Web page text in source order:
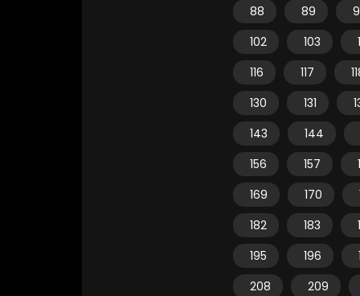
88
89
102
103
116
117
130
131
143
144
156
157
169
170
182
183
195
196
208
209